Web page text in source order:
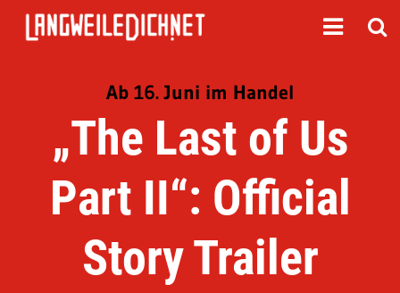
Ab 16. Juni im Handel
„The Last of Us
Part II“: Official
Story Trailer